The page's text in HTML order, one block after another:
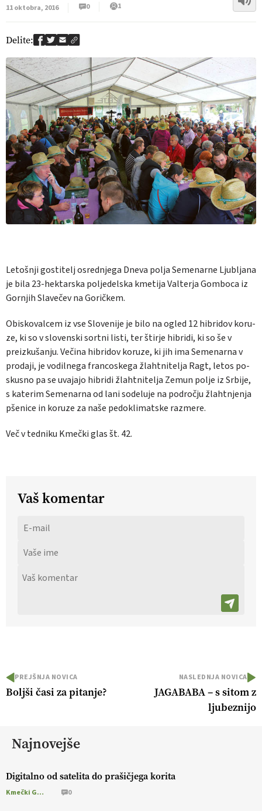
11 oktobra, 2016
0 1
Delite:
Le­tošnji go­sti­telj osred­nje­ga Dne­va po­lja Se­me­nar­ne Ljub­lja­na
je bila 23-hek­tar­ska po­lje­del­ska kme­ti­ja Val­ter­ja Gom­bo­ca iz
Gor­njih Sla­ve­čev na Go­ričkem.
Obi­sko­val­cem iz vse Slo­ve­ni­je je bilo na og­led 12 hi­bri­dov ko­ru­
ze, ki so v slo­ven­ski sort­ni li­sti, ter štir­je hi­bri­di, ki so še v
preiz­ku­ša­nju. Veči­na hi­bri­dov ko­ru­ze, ki jih ima Se­me­nar­na v
pro­da­ji, je vo­dil­ne­ga fran­co­ske­ga žlaht­ni­te­lja Ragt, le­tos po­
sku­sno pa se uva­ja­jo hi­bri­di žlaht­ni­te­lja Ze­mun po­lje iz Sr­bi­je,
s ka­te­rim Se­me­nar­na od lani so­de­lu­je na po­droč­ju žlaht­nje­nja
pše­ni­ce in ko­ru­ze za na­še pe­do­kli­mat­ske raz­me­re.
Več v tedniku Kmečki glas št. 42.
Vaš komentar
PREJŠNJA NOVICA
Boljši časi za pitanje?
NASLEDNJA NOVICA
JAGABABA – s sitom z
ljubeznijo
Najnovejše
Digitalno od satelita do prašičjega korita
Kmečki Glas 0